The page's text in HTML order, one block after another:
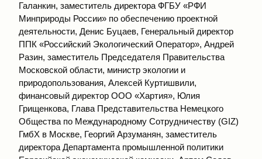
Галанкин, заместитель директора ФГБУ «РФИ
Минприроды России» по обеспечению проектной
деятельности, Денис Буцаев, Генеральный директор
ППК «Российский Экологический Оператор», Андрей
Разин, заместитель Председателя Правительства
Московской области, министр экологии и
природопользования, Алексей Куртишвили,
финансовый директор ООО «Хартия», Юлия
Грищенкова, Глава Представительства Немецкого
Общества по Международному Сотрудничеству (GIZ)
ГмбХ в Москве, Георгий Арзуманян, заместитель
директора Департамента промышленной политики